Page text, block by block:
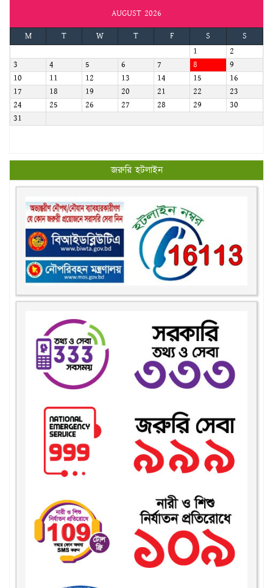
AUGUST 2026
M
T W T F S
S
1
2
3
4 5 6 7 8
9
10
11 12 13 14 15
16
17
18 19 20 21 22
23
24
25 26 27 28 29
30
31
জরুরি হটলাইন